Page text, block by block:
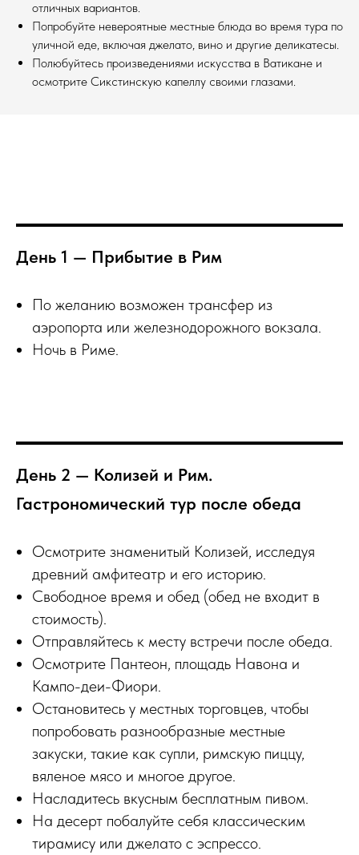
отличных вариантов.
Попробуйте невероятные местные блюда во время тура по
уличной еде, включая джелато, вино и другие деликатесы.
Полюбуйтесь произведениями искусства в Ватикане и
осмотрите Сикстинскую капеллу своими глазами.
День 1 — Прибытие в Рим
По желанию возможен трансфер из
аэропорта или железнодорожного вокзала.
Ночь в Риме.
День 2 — Колизей и Рим.
Гастрономический тур после обеда
Осмотрите знаменитый Колизей, исследуя
древний амфитеатр и его историю.
Свободное время и обед (обед не входит в
стоимость).
Отправляйтесь к месту встречи после обеда.
Осмотрите Пантеон, площадь Навона и
Кампо-деи-Фиори.
Остановитесь у местных торговцев, чтобы
попробовать разнообразные местные
закуски, такие как супли, римскую пиццу,
вяленое мясо и многое другое.
Насладитесь вкусным бесплатным пивом.
На десерт побалуйте себя классическим
тирамису или джелато с эспрессо.